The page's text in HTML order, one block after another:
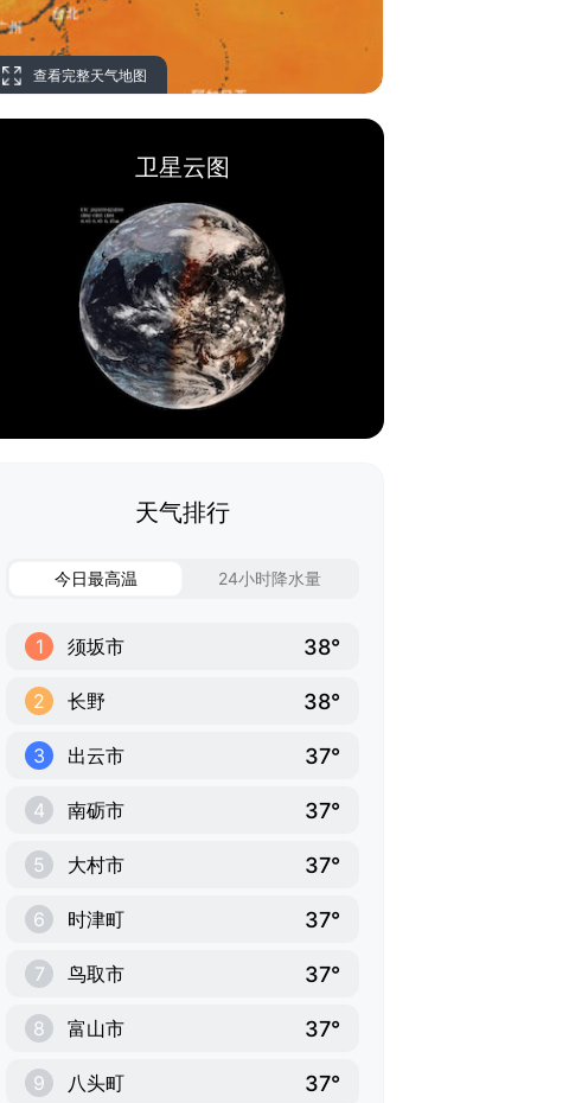
查看完整天气地图
卫星云图
天气排行
今日最高温 24小时降水量
1 须坂市 38°
2 长野 38°
3 出云市 37°
4 南砺市 37°
5 大村市 37°
6 时津町 37°
7 鸟取市 37°
8 富山市 37°
9 八头町 37°